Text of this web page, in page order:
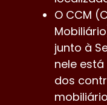
O CCM
junto à
nele
dos